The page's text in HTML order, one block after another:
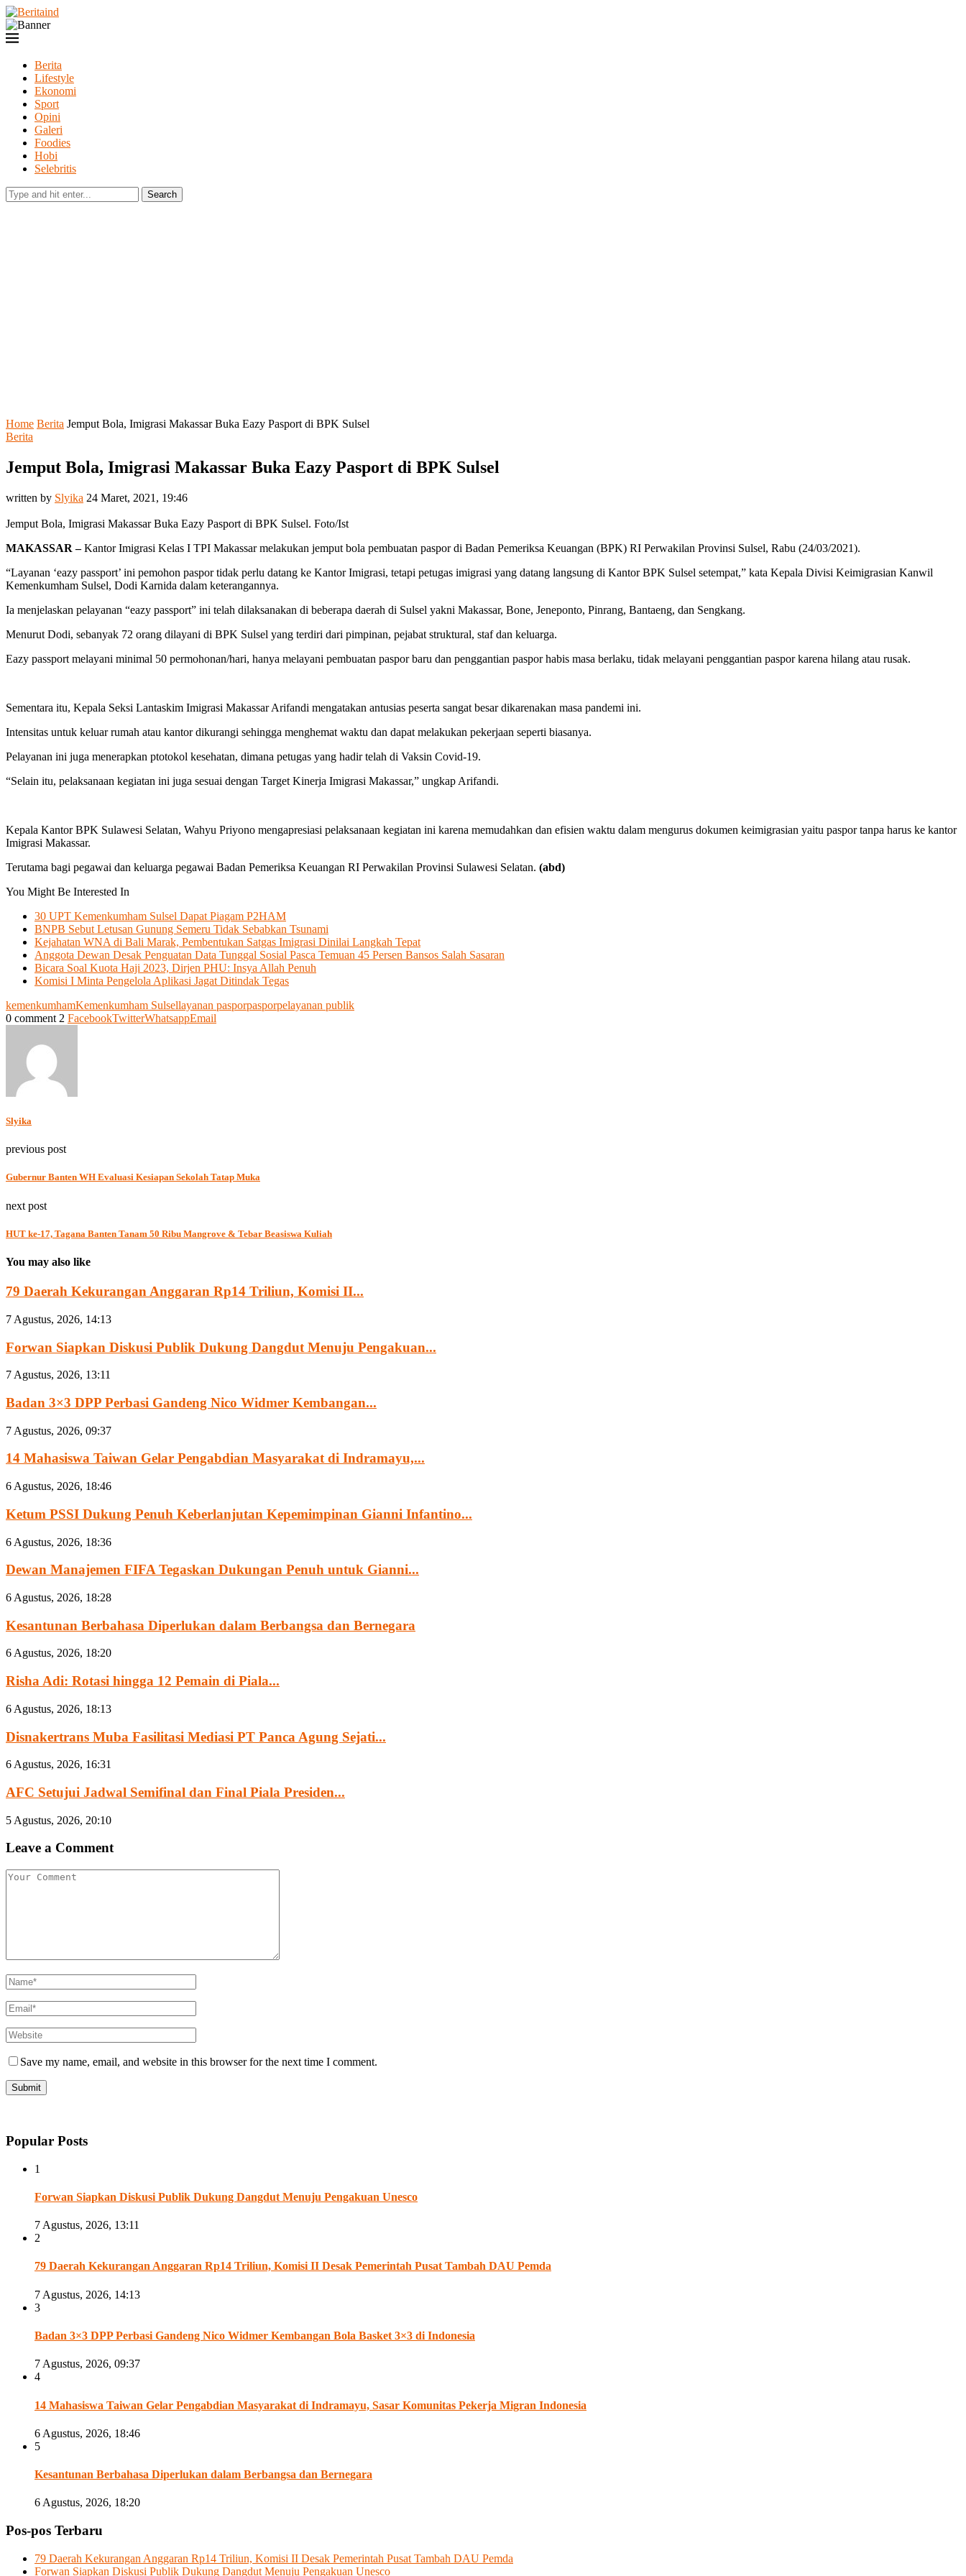
Berita
Lifestyle
Ekonomi
Sport
Opini
Galeri
Foodies
Hobi
Selebritis
Search
Home Berita Jemput Bola, Imigrasi Makassar Buka Eazy Pasport di BPK Sulsel
Berita
Jemput Bola, Imigrasi Makassar Buka Eazy Pasport di BPK Sulsel
written by Slyika 24 Maret, 2021, 19:46
Jemput Bola, Imigrasi Makassar Buka Eazy Pasport di BPK Sulsel. Foto/Ist
MAKASSAR –Kantor Imigrasi Kelas I TPI Makassar melakukan jemput bola pembuatan paspor di Badan Pemeriksa Keuangan (BPK) RI Perwakilan Provinsi Sulsel, Rabu (24/03/2021).
“Layanan ‘eazy passport’ ini pemohon paspor tidak perlu datang ke Kantor Imigrasi, tetapi petugas imigrasi yang datang langsung di Kantor BPK Sulsel setempat,” kata Kepala Divisi Keimigrasian Kanwil
Kemenkumham Sulsel, Dodi Karnida dalam keterangannya.
Ia menjelaskan pelayanan “eazy passport” ini telah dilaksanakan di beberapa daerah di Sulsel yakni Makassar, Bone, Jeneponto, Pinrang, Bantaeng, dan Sengkang.
Menurut Dodi, sebanyak 72 orang dilayani di BPK Sulsel yang terdiri dari pimpinan, pejabat struktural, staf dan keluarga.
Eazy passport melayani minimal 50 permohonan/hari, hanya melayani pembuatan paspor baru dan penggantian paspor habis masa berlaku, tidak melayani penggantian paspor karena hilang atau rusak.
Sementara itu, Kepala Seksi Lantaskim Imigrasi Makassar Arifandi mengatakan antusias peserta sangat besar dikarenakan masa pandemi ini.
Intensitas untuk keluar rumah atau kantor dikurangi sehingga menghemat waktu dan dapat melakukan pekerjaan seperti biasanya.
Pelayanan ini juga menerapkan ptotokol kesehatan, dimana petugas yang hadir telah di Vaksin Covid-19.
“Selain itu, pelaksanaan kegiatan ini juga sesuai dengan Target Kinerja Imigrasi Makassar,” ungkap Arifandi.
Kepala Kantor BPK Sulawesi Selatan, Wahyu Priyono mengapresiasi pelaksanaan kegiatan ini karena memudahkan dan efisien waktu dalam mengurus dokumen keimigrasian yaitu paspor tanpa harus ke kantor
Imigrasi Makassar.
Terutama bagi pegawai dan keluarga pegawai Badan Pemeriksa Keuangan RI Perwakilan Provinsi Sulawesi Selatan. (abd)
You Might Be Interested In
30 UPT Kemenkumham Sulsel Dapat Piagam P2HAM
BNPB Sebut Letusan Gunung Semeru Tidak Sebabkan Tsunami
Kejahatan WNA di Bali Marak, Pembentukan Satgas Imigrasi Dinilai Langkah Tepat
Anggota Dewan Desak Penguatan Data Tunggal Sosial Pasca Temuan 45 Persen Bansos Salah Sasaran
Bicara Soal Kuota Haji 2023, Dirjen PHU: Insya Allah Penuh
Komisi I Minta Pengelola Aplikasi Jagat Ditindak Tegas
kemenkumhamKemenkumham Sulsellayanan pasporpasporpelayanan publik
0 comment 2 FacebookTwitterWhatsappEmail
Slyika
previous post
Gubernur Banten WH Evaluasi Kesiapan Sekolah Tatap Muka
next post
HUT ke-17, Tagana Banten Tanam 50 Ribu Mangrove & Tebar Beasiswa Kuliah
You may also like
79 Daerah Kekurangan Anggaran Rp14 Triliun, Komisi II...
7 Agustus, 2026, 14:13
Forwan Siapkan Diskusi Publik Dukung Dangdut Menuju Pengakuan...
7 Agustus, 2026, 13:11
Badan 3×3 DPP Perbasi Gandeng Nico Widmer Kembangan...
7 Agustus, 2026, 09:37
14 Mahasiswa Taiwan Gelar Pengabdian Masyarakat di Indramayu,...
6 Agustus, 2026, 18:46
Ketum PSSI Dukung Penuh Keberlanjutan Kepemimpinan Gianni Infantino...
6 Agustus, 2026, 18:36
Dewan Manajemen FIFA Tegaskan Dukungan Penuh untuk Gianni...
6 Agustus, 2026, 18:28
Kesantunan Berbahasa Diperlukan dalam Berbangsa dan Bernegara
6 Agustus, 2026, 18:20
Risha Adi: Rotasi hingga 12 Pemain di Piala...
6 Agustus, 2026, 18:13
Disnakertrans Muba Fasilitasi Mediasi PT Panca Agung Sejati...
6 Agustus, 2026, 16:31
AFC Setujui Jadwal Semifinal dan Final Piala Presiden...
5 Agustus, 2026, 20:10
Leave a Comment
Save my name, email, and website in this browser for the next time I comment.
Popular Posts
1
Forwan Siapkan Diskusi Publik Dukung Dangdut Menuju Pengakuan Unesco
7 Agustus, 2026, 13:11
2
79 Daerah Kekurangan Anggaran Rp14 Triliun, Komisi II Desak Pemerintah Pusat Tambah DAU Pemda
7 Agustus, 2026, 14:13
3
Badan 3×3 DPP Perbasi Gandeng Nico Widmer Kembangan Bola Basket 3×3 di Indonesia
7 Agustus, 2026, 09:37
4
14 Mahasiswa Taiwan Gelar Pengabdian Masyarakat di Indramayu, Sasar Komunitas Pekerja Migran Indonesia
6 Agustus, 2026, 18:46
5
Kesantunan Berbahasa Diperlukan dalam Berbangsa dan Bernegara
6 Agustus, 2026, 18:20
Pos-pos Terbaru
79 Daerah Kekurangan Anggaran Rp14 Triliun, Komisi II Desak Pemerintah Pusat Tambah DAU Pemda
Forwan Siapkan Diskusi Publik Dukung Dangdut Menuju Pengakuan Unesco